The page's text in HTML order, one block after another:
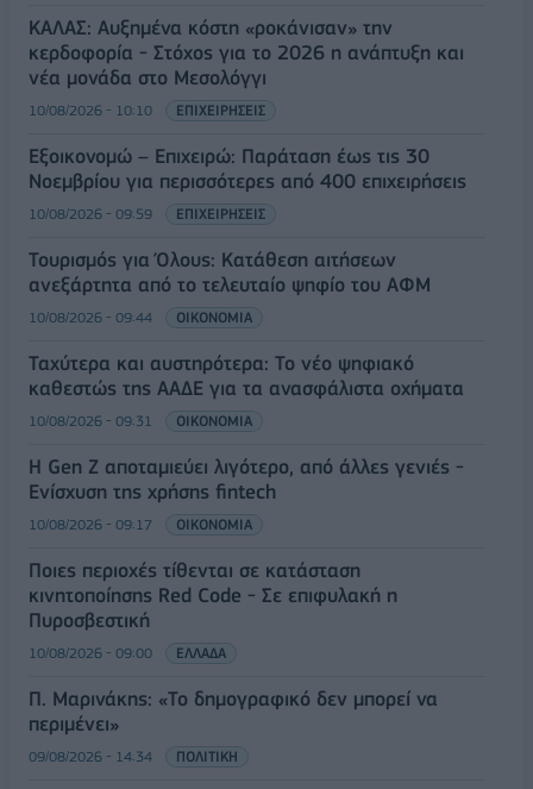
ΚΑΛΑΣ: Αυξημένα κόστη «ροκάνισαν» την
κερδοφορία - Στόχος για το 2026 η ανάπτυξη και
νέα μονάδα στο Μεσολόγγι
10/08/2026 - 10:10 ΕΠΙΧΕΙΡΗΣΕΙΣ
Εξοικονομώ – Επιχειρώ: Παράταση έως τις 30
Νοεμβρίου για περισσότερες από 400 επιχειρήσεις
10/08/2026 - 09:59 ΕΠΙΧΕΙΡΗΣΕΙΣ
Τουρισμός για Όλους: Kατάθεση αιτήσεων
ανεξάρτητα από το τελευταίο ψηφίο του ΑΦΜ
10/08/2026 - 09:44 ΟΙΚΟΝΟΜΙΑ
Ταχύτερα και αυστηρότερα: Το νέο ψηφιακό
καθεστώς της ΑΑΔΕ για τα ανασφάλιστα οχήματα
10/08/2026 - 09:31 ΟΙΚΟΝΟΜΙΑ
Η Gen Z αποταμιεύει λιγότερο, από άλλες γενιές -
Ενίσχυση της χρήσης fintech
10/08/2026 - 09:17 ΟΙΚΟΝΟΜΙΑ
Ποιες περιοχές τίθενται σε κατάσταση
κινητοποίησης Red Code - Σε επιφυλακή η
Πυροσβεστική
10/08/2026 - 09:00 ΕΛΛΑΔΑ
Π. Μαρινάκης: «Το δημογραφικό δεν μπορεί να
περιμένει»
09/08/2026 - 14:34 ΠΟΛΙΤΙΚΗ